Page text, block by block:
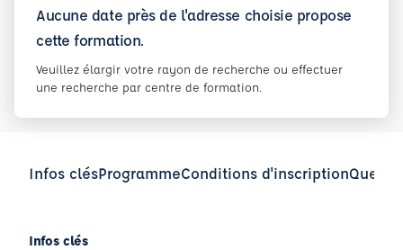
Aucune date près de l'adresse choisie propose
cette formation.
Veuillez élargir votre rayon de recherche ou effectuer
une recherche par centre de formation.
Infos clésProgrammeConditions d'inscription
Infos clés